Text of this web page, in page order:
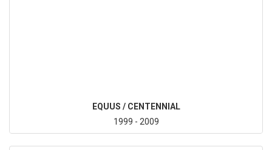
EQUUS / CENTENNIAL
1999 - 2009